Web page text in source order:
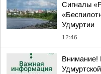
Сигналы
Удмуртии
12:46
Внимание!